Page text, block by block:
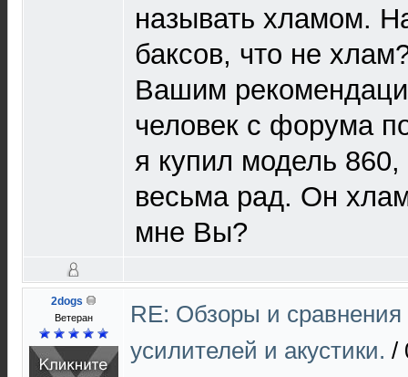
называть хламом.
баксов, что не
Вашим
человек с форума
я купил модель
весьма рад. Он
мне Вы?
2dogs
Ветеран
RE: Обзоры и
усилителей и акустики. /